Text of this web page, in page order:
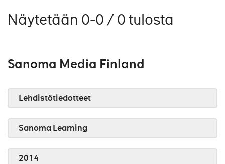
Näytetään 0-0 / 0 tulosta
Sanoma Media Finland
Lehdistötiedotteet
Sanoma Learning
2014